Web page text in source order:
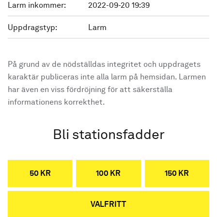
Larm inkommer: 2022-09-20 19:39
Uppdragstyp: Larm
På grund av de nödställdas integritet och uppdragets
karaktär publiceras inte alla larm på hemsidan. Larmen
har även en viss fördröjning för att säkerställa
informationens korrekthet.
Bli stationsfadder
50 KR 100 KR 150 KR
VALFRITT